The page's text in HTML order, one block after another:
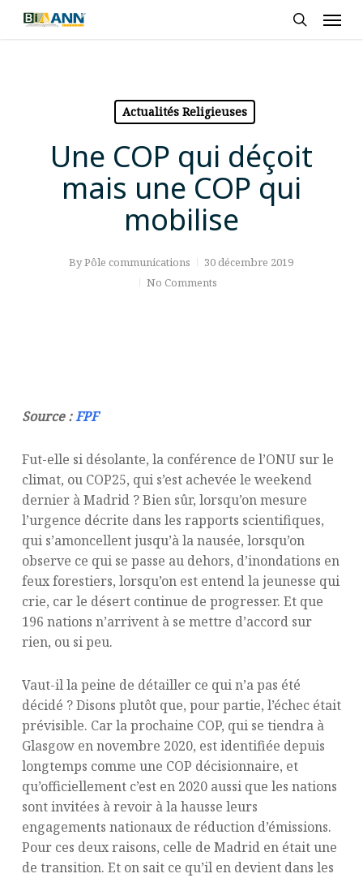
Skip
Actualités Religieuses
Une COP qui déçoit
mais une COP qui
mobilise
ByPôle communications
30 décembre 2019
No Comments
Source :FPF
Fut-elle si désolante, la conférence de l’ONU sur le
climat, ou COP25, qui s’est achevée le weekend
dernier à Madrid ? Bien sûr, lorsqu’on mesure
l’urgence décrite dans les rapports scientifiques,
qui s’amoncellent jusqu’à la nausée, lorsqu’on
observe ce qui se passe au dehors, d’inondations en
feux forestiers, lorsqu’on est entend la jeunesse qui
crie, car le désert continue de progresser. Et que
196 nations n’arrivent à se mettre d’accord sur
rien, ou si peu.
Vaut-il la peine de détailler ce qui n’a pas été
décidé ? Disons plutôt que, pour partie, l’échec était
prévisible. Car la prochaine COP, qui se tiendra à
Glasgow en novembre 2020, est identifiée depuis
longtemps comme une COP décisionnaire, et
qu’officiellement c’est en 2020 aussi que les nations
sont invitées à revoir à la hausse leurs
engagements nationaux de réduction d’émissions.
Pour ces deux raisons, celle de Madrid en était une
de transition. Et on sait ce qu’il en devient dans les